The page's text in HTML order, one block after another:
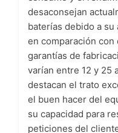
desaconsejan
baterías debido a
en comparación
garantías de
varían entre 12 y 25
destacan el trato
el buen hacer del
su capacidad para
peticiones del